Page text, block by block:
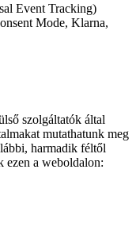
Event Tracking)
Mode, Klarna,
szolgáltatók által
mutathatunk meg
harmadik féltől
ezen a weboldalon: